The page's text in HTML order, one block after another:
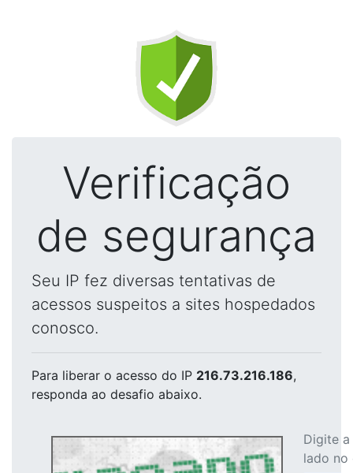
Verificação
de segurança
Seu IP fez diversas tentativas de
acessos suspeitos a sites hospedados
conosco.
Para liberar o acesso do IP 216.73.216.186,
responda ao desafio abaixo.
Digite
lado no